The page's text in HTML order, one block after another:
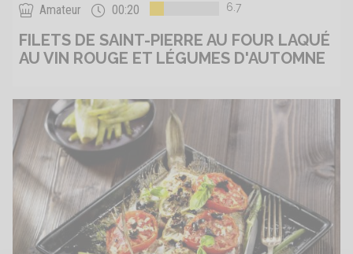
Amateur 00:20 6.7
FILETS DE SAINT-PIERRE AU FOUR LAQUÉ
AU VIN ROUGE ET LÉGUMES D'AUTOMNE